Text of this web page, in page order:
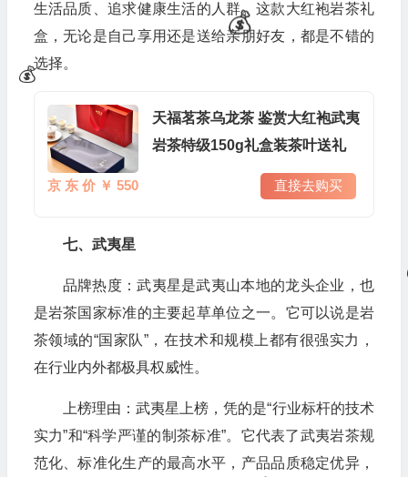
生活品质、追求健康生活的人群。这款大红袍岩茶礼
盒，无论是自己享用还是送给亲朋好友，都是不错的
选择。
天福茗茶乌龙茶 鉴赏大红袍武夷
岩茶特级150g礼盒装茶叶送礼
京 东 价 ￥ 550 直接去购买
七、武夷星
品牌热度：武夷星是武夷山本地的龙头企业，也
是岩茶国家标准的主要起草单位之一。它可以说是岩
茶领域的“国家队”，在技术和规模上都有很强实力，
在行业内外都极具权威性。
上榜理由：武夷星上榜，凭的是“行业标杆的技术
实力”和“科学严谨的制茶标准”。它代表了武夷岩茶规
范化、标准化生产的最高水平，产品品质稳定优异，